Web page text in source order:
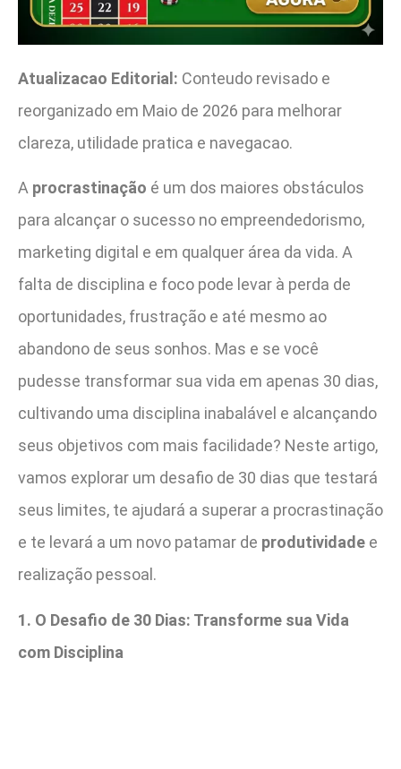
Atualizacao Editorial: Conteudo revisado e
reorganizado em Maio de 2026 para melhorar
clareza, utilidade pratica e navegacao.
A procrastinação é um dos maiores obstáculos
para alcançar o sucesso no empreendedorismo,
marketing digital e em qualquer área da vida. A
falta de disciplina e foco pode levar à perda de
oportunidades, frustração e até mesmo ao
abandono de seus sonhos. Mas e se você
pudesse transformar sua vida em apenas 30 dias,
cultivando uma disciplina inabalável e alcançando
seus objetivos com mais facilidade? Neste artigo,
vamos explorar um desafio de 30 dias que testará
seus limites, te ajudará a superar a procrastinação
e te levará a um novo patamar de produtividade e
realização pessoal.
1. O Desafio de 30 Dias: Transforme sua Vida
com Disciplina